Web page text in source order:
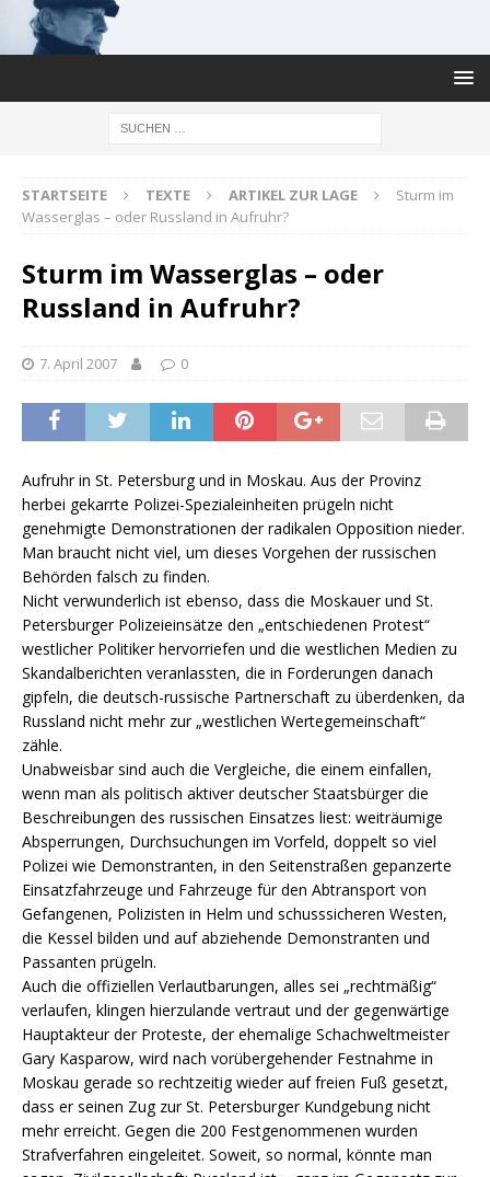
STARTSEITE TEXTE ARTIKEL ZUR LAGE
Sturm im
Wasserglas – oder Russland in Aufruhr?
Sturm im Wasserglas – oder
Russland in Aufruhr?
7. April 2007 0
Aufruhr in St. Petersburg und in Moskau. Aus der Provinz
herbei gekarrte Polizei-Spezialeinheiten prügeln nicht
genehmigte Demonstrationen der radikalen Opposition nieder.
Man braucht nicht viel, um dieses Vorgehen der russischen
Behörden falsch zu finden.
Nicht verwunderlich ist ebenso, dass die Moskauer und St.
Petersburger Polizeieinsätze den „entschiedenen Protest“
westlicher Politiker hervorriefen und die westlichen Medien zu
Skandalberichten veranlassten, die in Forderungen danach
gipfeln, die deutsch-russische Partnerschaft zu überdenken, da
Russland nicht mehr zur „westlichen Wertegemeinschaft“
zähle.
Unabweisbar sind auch die Vergleiche, die einem einfallen,
wenn man als politisch aktiver deutscher Staatsbürger die
Beschreibungen des russischen Einsatzes liest: weiträumige
Absperrungen, Durchsuchungen im Vorfeld, doppelt so viel
Polizei wie Demonstranten, in den Seitenstraßen gepanzerte
Einsatzfahrzeuge und Fahrzeuge für den Abtransport von
Gefangenen, Polizisten in Helm und schusssicheren Westen,
die Kessel bilden und auf abziehende Demonstranten und
Passanten prügeln.
Auch die offiziellen Verlautbarungen, alles sei „rechtmäßig“
verlaufen, klingen hierzulande vertraut und der gegenwärtige
Hauptakteur der Proteste, der ehemalige Schachweltmeister
Gary Kasparow, wird nach vorübergehender Festnahme in
Moskau gerade so rechtzeitig wieder auf freien Fuß gesetzt,
dass er seinen Zug zur St. Petersburger Kundgebung nicht
mehr erreicht. Gegen die 200 Festgenommenen wurden
Strafverfahren eingeleitet. Soweit, so normal, könnte man